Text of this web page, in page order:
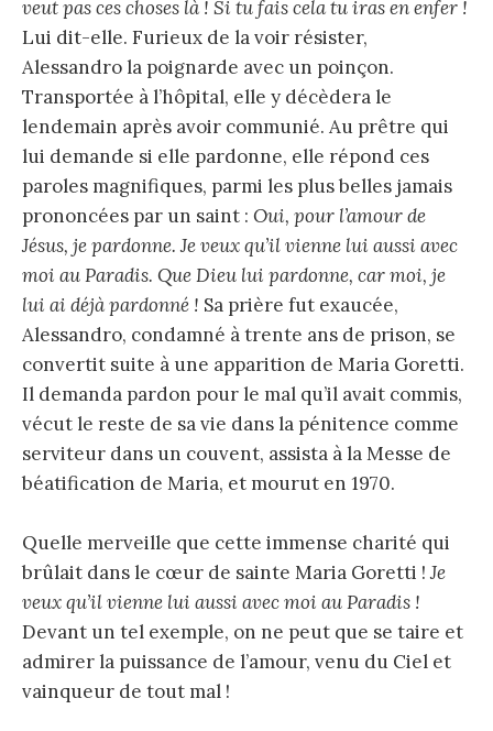
veut pas ces choses là ! Si tu fais cela tu iras en enfer !
Lui dit-elle. Furieux de la voir résister,
Alessandro la poignarde avec un poinçon.
Transportée à l’hôpital, elle y décèdera le
lendemain après avoir communié. Au prêtre qui
lui demande si elle pardonne, elle répond ces
paroles magnifiques, parmi les plus belles jamais
prononcées par un saint : Oui, pour l’amour de
Jésus, je pardonne. Je veux qu’il vienne lui aussi avec
moi au Paradis. Que Dieu lui pardonne, car moi, je
lui ai déjà pardonné ! Sa prière fut exaucée,
Alessandro, condamné à trente ans de prison, se
convertit suite à une apparition de Maria Goretti.
Il demanda pardon pour le mal qu’il avait commis,
vécut le reste de sa vie dans la pénitence comme
serviteur dans un couvent, assista à la Messe de
béatification de Maria, et mourut en 1970.
Quelle merveille que cette immense charité qui
brûlait dans le cœur de sainte Maria Goretti !Je
veux qu’il vienne lui aussi avec moi au Paradis !
Devant un tel exemple, on ne peut que se taire et
admirer la puissance de l’amour, venu du Ciel et
vainqueur de tout mal !